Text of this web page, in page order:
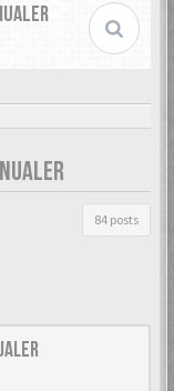
84 posts